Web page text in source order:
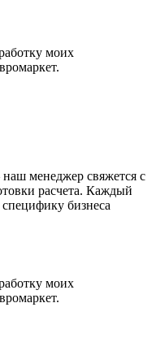
моих
менеджер свяжется с
расчета. Каждый
бизнеса
моих